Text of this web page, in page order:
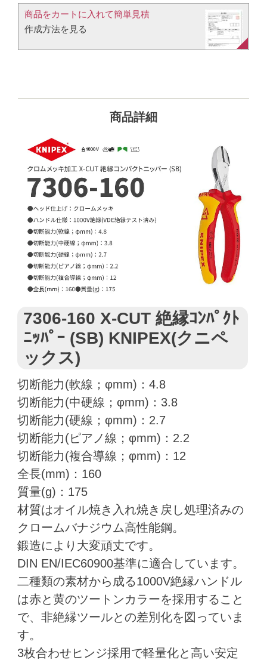
商品をカートに入れて簡単見積​
作成方法を見る​​
商品詳細
7306-160 X-CUT 絶縁ｺﾝﾊﾟｸﾄ
ﾆｯﾊﾟｰ (SB) KNIPEX(クニペ
ックス)
切断能力(軟線；φmm)：4.8
切断能力(中硬線；φmm)：3.8
切断能力(硬線；φmm)：2.7
切断能力(ピアノ線；φmm)：2.2
切断能力(複合導線；φmm)：12
全長(mm)：160
質量(g)：175
材質はオイル焼き入れ焼き戻し処理済みの
クロームバナジウム高性能鋼。
鍛造により大変頑丈です。
DIN EN/IEC60900基準に適合しています。
二種類の素材から成る1000V絶縁ハンドル
は赤と黄のツートンカラーを採用すること
で、非絶縁ツールとの差別化を図っていま
す。
3枚合わせヒンジ採用で軽量化と高い安定